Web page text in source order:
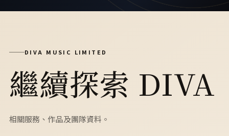
DIVA MUSIC LIMITED
繼續探索 DIVA
相關服務、作品及團隊資料。